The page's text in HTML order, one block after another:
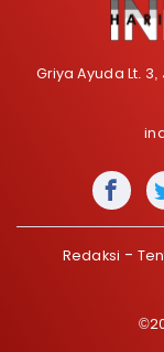
Griya Ayuda Lt.
Redaksi